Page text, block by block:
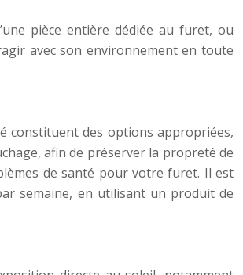
pièce entière dédiée au furet, ou
avec son environnement en toute
constituent des options appropriées,
afin de préserver la propreté de
de santé pour votre furet. Il est
semaine, en utilisant un produit de